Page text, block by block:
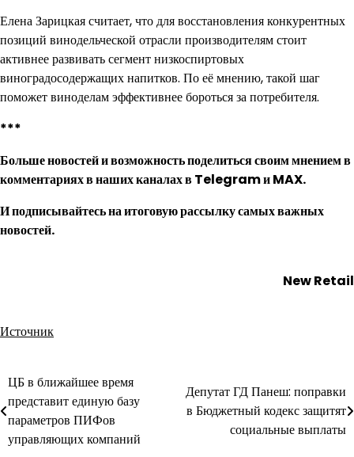
Елена Зарицкая считает, что для восстановления конкурентных
позиций винодельческой отрасли производителям стоит
активнее развивать сегмент низкоспиртовых
виноградосодержащих напитков. По её мнению, такой шаг
поможет виноделам эффективнее бороться за потребителя.
***
Больше новостей и возможность поделиться своим мнением в
комментариях в наших каналах вTelegramиMAX.
Иподписывайтесьна итоговую рассылку самых важных
новостей.
New Retail
Источник
Навигация
по
записям
ЦБ в ближайшее время
представит единую базу
параметров ПИФов
управляющих компаний
Депутат ГД Панеш: поправки
в Бюджетный кодекс защитят
социальные выплаты